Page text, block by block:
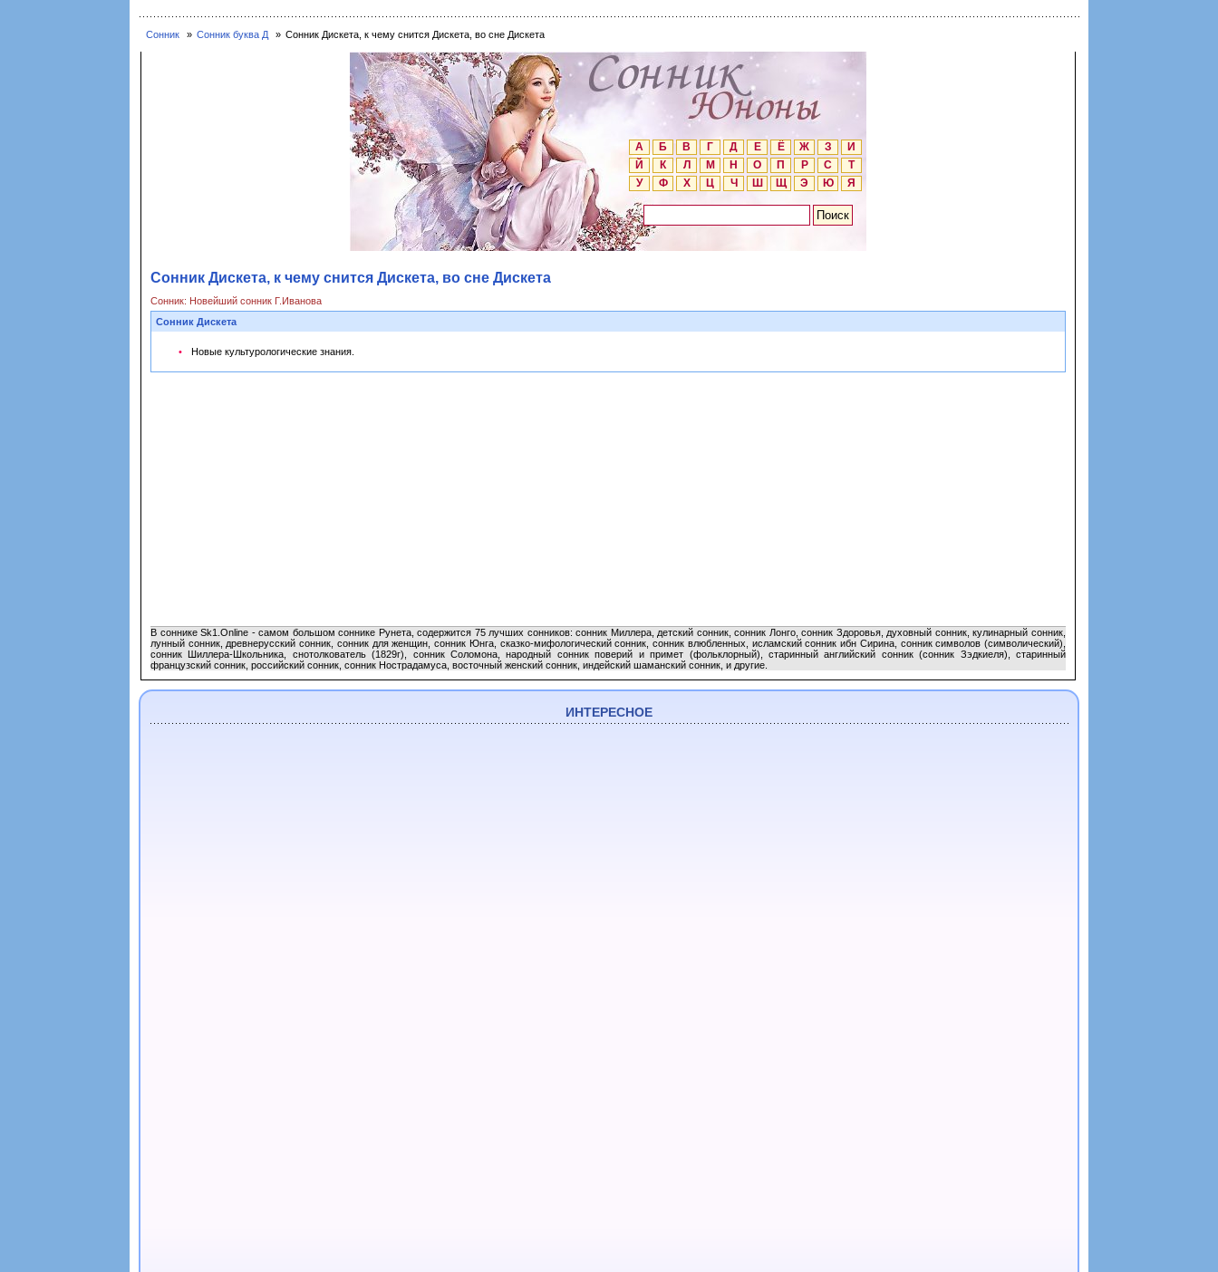
Сонник Сонник буква Д Сонник Дискета, к чему снится Дискета, во сне Дискета
А Б В Г Д Е Ё Ж З
И
Й
К Л М Н О П Р С
Т
У
Ф Х Ц Ч Ш Щ Э Ю Я
Сонник Дискета, к чему снится Дискета, во сне Дискета
Сонник: Новейший сонник Г.Иванова
Сонник Дискета
Новые культурологические знания.
В соннике Sk1.Online - самом большом соннике Рунета, содержится 75 лучших сонников: сонник Миллера, детский сонник, сонник Лонго, сонник Здоровья, духовный сонник, кулинарный сонник,
лунный сонник, древнерусский сонник, сонник для женщин, сонник Юнга, сказко-мифологический сонник, сонник влюбленных, исламский сонник ибн Сирина, сонник символов (символический),
сонник Шиллера-Школьника, снотолкователь (1829г), сонник Соломона, народный сонник поверий и примет (фольклорный), старинный английский сонник (сонник Зэдкиеля), старинный
французский сонник, российский сонник, сонник Нострадамуса, восточный женский сонник, индейский шаманский сонник, и другие.
ИНТЕРЕСНОЕ